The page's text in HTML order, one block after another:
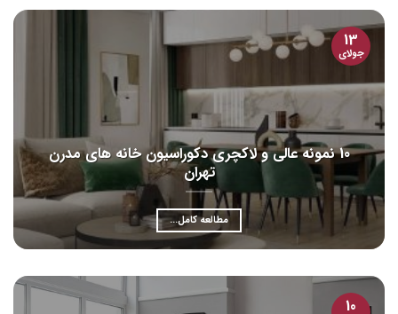
10 نمونه عالی و لاکچری دکوراسیون خانه های مدرن
تهران
مطالعه کامل...
13
جولای
10